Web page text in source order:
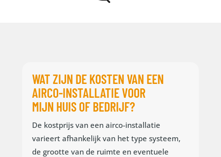
WAT ZIJN DE KOSTEN VAN EEN
AIRCO-INSTALLATIE VOOR
MIJN HUIS OF BEDRIJF?
De kostprijs van een airco-installatie
varieert afhankelijk van het type systeem,
de grootte van de ruimte en eventuele